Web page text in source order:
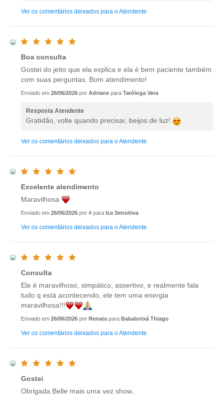
Ver os comentários deixados para o Atendente
Boa consulta
Gostei do jeito que ela explica e ela é bem paciente também
com suas perguntas. Bom atendimento!
Enviado em 26/06/2026 por Adriane para Taróloga Vera
Resposta Atendente
Gratidão, volte quando precisar, beijos de luz!
Ver os comentários deixados para o Atendente
Excelente atendimento
Maravilhosa
Enviado em 26/06/2026 por # para Iza Sensitiva
Ver os comentários deixados para o Atendente
Consulta
Ele é maravilhoso, simpático, assertivo, e realmente fala
tudo q está acontecendo, ele tem uma energia
maravilhosa!!!
Enviado em 26/06/2026 por Renata para Babalorixá Thiago
Ver os comentários deixados para o Atendente
Gostei
Obrigada Belle mais uma vez show..